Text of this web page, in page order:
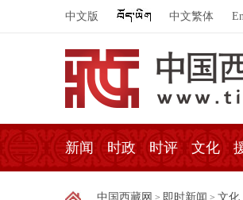
中文版 中文繁体
新闻 时政 时评 文化
中国西藏网 > 即时新闻 > 文化